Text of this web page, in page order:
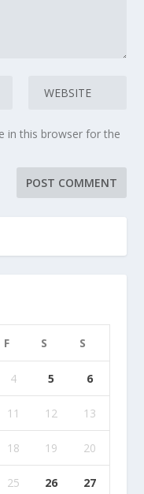
in this browser for the
F S S
4 5 6
11 12 13
18 19 20
25 26 27